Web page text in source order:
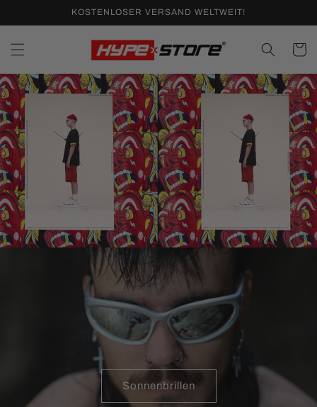
Inhalt
KOSTENLOSER VERSAND WELTWEIT!
Sonnenbrillen